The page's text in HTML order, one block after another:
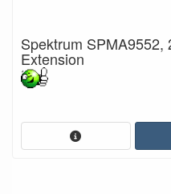
Spektrum SPMA9552,
Extension